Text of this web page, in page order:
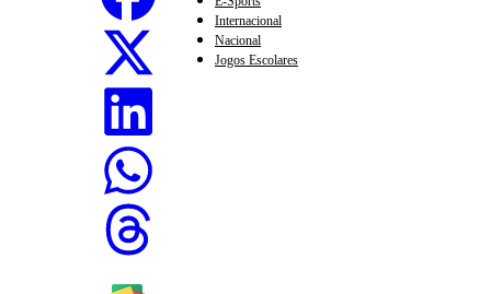
Internacional
Nacional
Jogos Escolares